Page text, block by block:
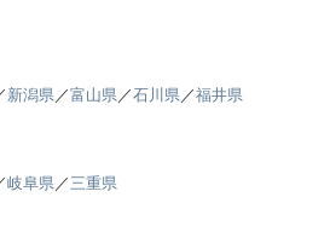
新潟県／富山県／石川県／福井県
岐阜県／三重県